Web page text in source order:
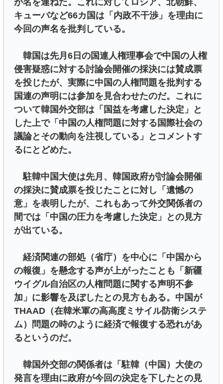
が名を連ねた。これに対してロシア、北朝鮮、
キューバなど66カ国は「内政不干渉」を理由に
今回の声名を批判している。
韓国は先月6日の国連人権理事会で中国の人権
侵害疑惑に対する討論会開催の採決には賛成票
を投じたが、実際に中国の人権問題を批判する
国連の声明には参加を見合わせたのだ。これに
ついて韓国外交部は「国益を考慮した決定」と
した上で「中国の人権問題に対する国際社会の
議論とその動向を注視している」とコメントす
るにとどめた。
駐韓中国大使は先月、韓国政府が討論会開催
の採決に賛成票を投じたことに対し「遺憾の
意」を表明したが、これもあって外交関係者の
間では「中国の圧力を考慮した決定」との見方
が出ている。
経済関連の部処（省庁）を中心に「中国から
の報復」を懸念する声が上がったことも「新疆
ウイグル自治区の人権問題に関する声明不参
加」に影響を及ぼしたとの見方もある。中国が
THAAD（在韓米軍の高高度ミサイル防衛システ
ム）問題の時のように経済で報復する恐れがあ
るというのだ。
韓国外交部の関係者は「駐韓（中国）大使の
発言を理由に政府が今回の決定を下したとの見